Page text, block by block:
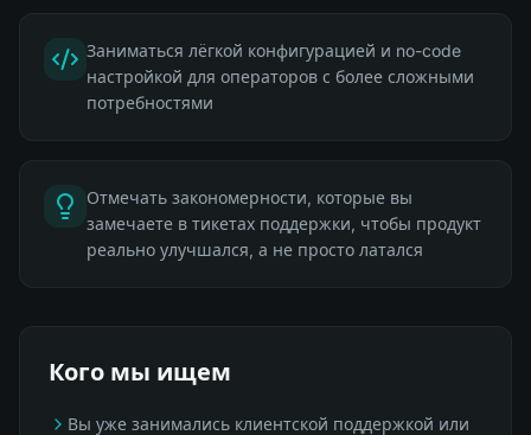
Заниматься лёгкой конфигурацией и no-code
настройкой для операторов с более сложными
потребностями
Отмечать закономерности, которые вы
замечаете в тикетах поддержки, чтобы продукт
реально улучшался, а не просто латался
Кого мы ищем
Вы уже занимались клиентской поддержкой или